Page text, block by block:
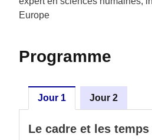
Europe
Programme
Jour 1 Jour 2
Le cadre et les temps